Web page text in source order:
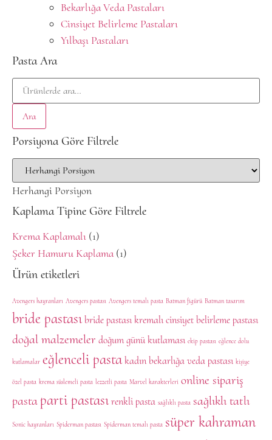
Bekarlığa Veda Pastaları
Cinsiyet Belirleme Pastaları
Yılbaşı Pastaları
Pasta Ara
Ara
Porsiyona Göre Filtrele
Herhangi Porsiyon
Kaplama Tipine Göre Filtrele
Krema Kaplamalı (1)
Şeker Hamuru Kaplama (1)
Ürün etiketleri
Avengers hayranları Avengers pastası Avengers temalı pasta Batman figürü Batman tasarım
bride pastası bride pastası kremalı cinsiyet belirleme pastası
doğal malzemeler doğum günü kutlaması ekip pastası eğlence dolu
kutlamalar eğlenceli pasta kadın bekarlığa veda pastası kişiye
özel pasta krema süslemeli pasta lezzetli pasta Marvel karakterleri online sipariş
pastaparti pastası renkli pasta sağlıklı pasta sağlıklı tatlı
Sonic hayranları Spiderman pastası Spiderman temalı pasta süper kahraman